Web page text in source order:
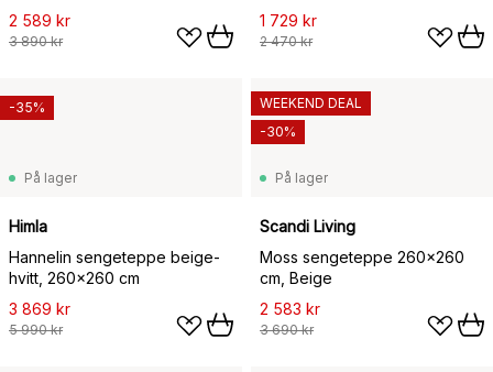
2 589 kr
3 890 kr
1 729 kr
2 470 kr
På lager
Himla
Hannelin sengeteppe beige-
hvitt, 260x260 cm
3 869 kr
5 990 kr
-35%
På lager
Scandi Living
Moss sengeteppe 260x260
cm, Beige
2 583 kr
3 690 kr
WEEKEND DEAL
-30%